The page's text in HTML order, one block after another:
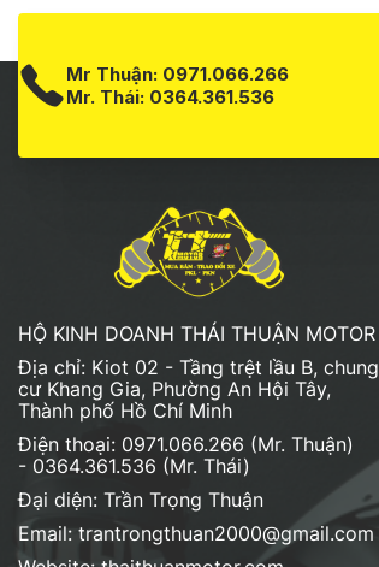
Mr Thuận: 0971.066.266
Mr. Thái: 0364.361.536
HỘ KINH DOANH THÁI THUẬN MOTOR
Địa chỉ: Kiot 02 - Tầng trệt lầu B, chung
cư Khang Gia, Phường An Hội Tây,
Thành phố Hồ Chí Minh
Điện thoại: 0971.066.266 (Mr. Thuận)
- 0364.361.536 (Mr. Thái)
Đại diện: Trần Trọng Thuận
Email: trantrongthuan2000@gmail.com